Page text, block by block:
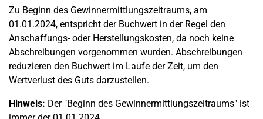
Zu Beginn des Gewinnermittlungszeitraums, am
01.01.2024, entspricht der Buchwert in der Regel den
Anschaffungs- oder Herstellungskosten, da noch keine
Abschreibungen vorgenommen wurden. Abschreibungen
reduzieren den Buchwert im Laufe der Zeit, um den
Wertverlust des Guts darzustellen.
Hinweis: Der "Beginn des Gewinnermittlungszeitraums" ist